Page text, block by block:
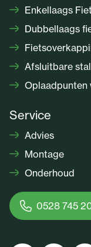
Enkellaags
Dubbellaags
Afsluitbare
Oplaadpunten
Service
Advies
Montage
Onderhoud
0528 745